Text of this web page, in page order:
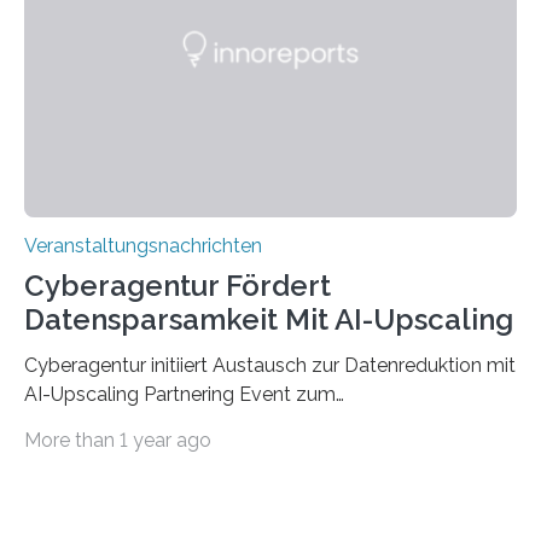
„QUAZAR“ mit insgesamt 1,15 Millionen Euro über vier
Veranstaltungsnachrichten
Cyberagentur Fördert
Datensparsamkeit Mit AI-Upscaling
Cyberagentur initiiert Austausch zur Datenreduktion mit
AI-Upscaling Partnering Event zum
innovative DatenverarbeitungDie Agentur für
More than 1 year ago